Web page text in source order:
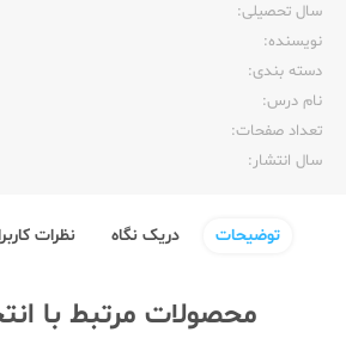
سال تحصیلی:‌
نویسنده:‌
دسته بندی:
نام درس:
تعداد صفحات:‌
سال انتشار:‌
توضیحات دریک نگاه نظرات
محصولات مرتبط با